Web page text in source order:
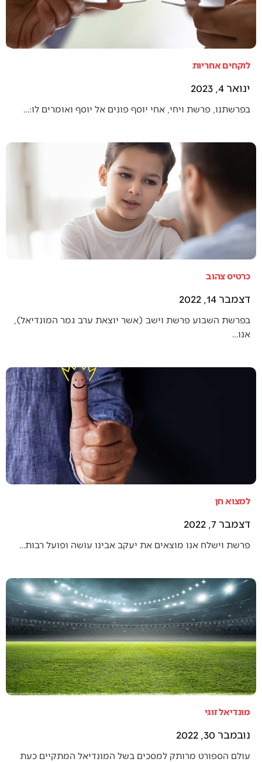
לוקחים אחריות
ינואר 4, 2023
בפרשתנו, פרשת ויחי, אחי יוסף פונים אל יוסף ואומרים לו:…
כרטיס צהוב
דצמבר 14, 2022
בפרשת השבוע פרשת וישב (אשר יוצאת ערב גמר המונדיאל),
אנו…
למצוא חן
דצמבר 7, 2022
פרשת וישלח אנו מוצאים את יעקב אבינו עושה ופועל רבות…
מונדיאל זוגי
נובמבר 30, 2022
עולם הספורט מרותק למסכים בשל המונדיאל המתקיים כעת